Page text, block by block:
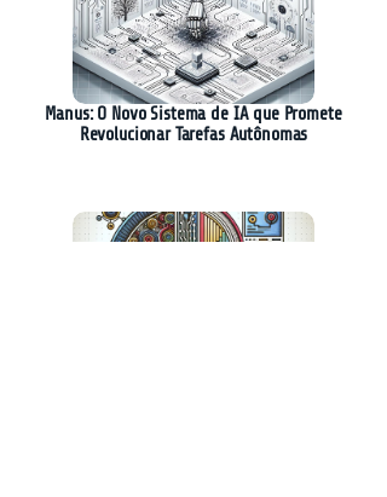
Manus: O Novo Sistema de IA que Promete
Revolucionar Tarefas Autônomas